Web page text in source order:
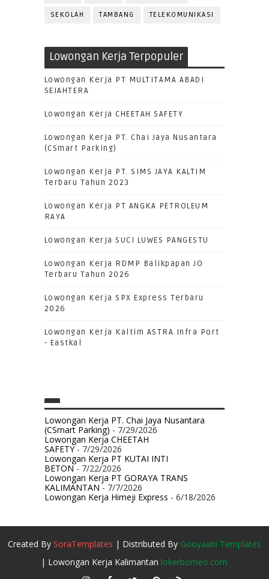
SEKOLAH TAMBANG TELEKOMUNIKASI
Lowongan Kerja Terpopuler
Lowongan Kerja PT MULTITAMA ABADI
SEJAHTERA
Lowongan Kerja CHEETAH SAFETY
Lowongan Kerja PT. Chai Jaya Nusantara
(CSmart Parking)
Lowongan Kerja PT. SIMS JAYA KALTIM
Terbaru Tahun 2023
Lowongan Kerja PT ANGKA PETROLEUM
RAYA
Lowongan Kerja SUCI LUWES PANGESTU
Lowongan Kerja RDMP Balikpapan JO
Terbaru Tahun 2026
Lowongan Kerja SPX Express Terbaru
2026
Lowongan Kerja Kaltim ASTRA Infra Port
- Eastkal
Lowongan Kerja PT. Chai Jaya Nusantara
(CSmart Parking) - 7/29/2026
Lowongan Kerja CHEETAH
SAFETY- 7/29/2026
Lowongan Kerja PT KUTAI INTI
BETON- 7/22/2026
Lowongan Kerja PT GORAYA TRANS
KALIMANTAN- 7/7/2026
Lowongan Kerja Himeji Express - 6/18/2026
Created By SoraTemplates | Distributed By Gooyaabi Templates
| Lowongan Kerja Kalimantan lokerborneo.com